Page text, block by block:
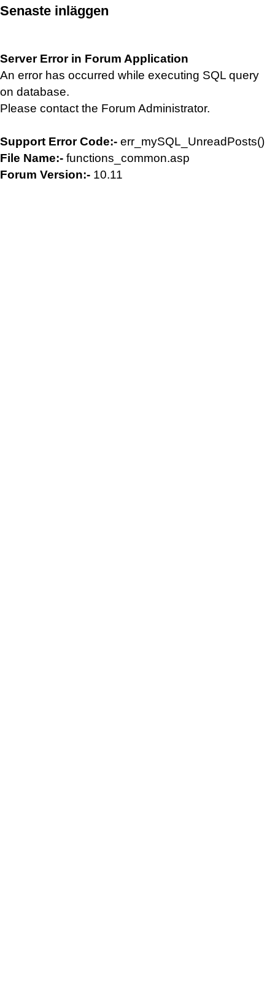
Senaste inläggen
Server Error in Forum Application
An error has occurred while executing SQL query
on database.
Please contact the Forum Administrator.
Support Error Code:- err_mySQL_UnreadPosts()
File Name:- functions_common.asp
Forum Version:- 10.11